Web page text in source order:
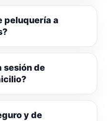
peluquería a
sesión de
y de